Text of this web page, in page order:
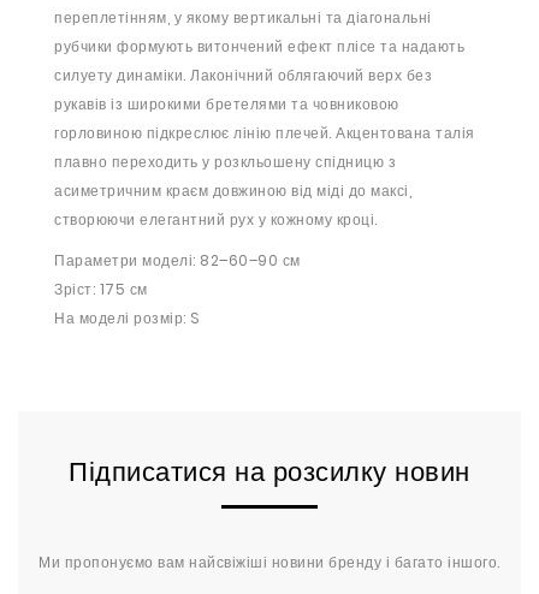
переплетінням, у якому вертикальні та діагональні
рубчики формують витончений ефект плісе та надають
силуету динаміки. Лаконічний облягаючий верх без
рукавів із широкими бретелями та човниковою
горловиною підкреслює лінію плечей. Акцентована талія
плавно переходить у розкльошену спідницю з
асиметричним краєм довжиною від міді до максі,
створюючи елегантний рух у кожному кроці.
Параметри моделі: 82–60–90 см
Зріст: 175 см
На моделі розмір: S
Підписатися на розсилку новин
Ми пропонуємо вам найсвіжіші новини бренду і багато іншого.